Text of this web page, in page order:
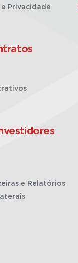
Privacidade
e Relatórios